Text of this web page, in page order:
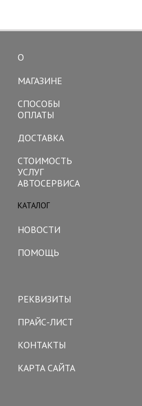
О
МАГАЗИНЕ
СПОСОБЫ
ОПЛАТЫ
ДОСТАВКА
СТОИМОСТЬ
УСЛУГ
АВТОСЕРВИСА
КАТАЛОГ
НОВОСТИ
ПОМОЩЬ
РЕКВИЗИТЫ
ПРАЙС-ЛИСТ
КОНТАКТЫ
КАРТА САЙТА